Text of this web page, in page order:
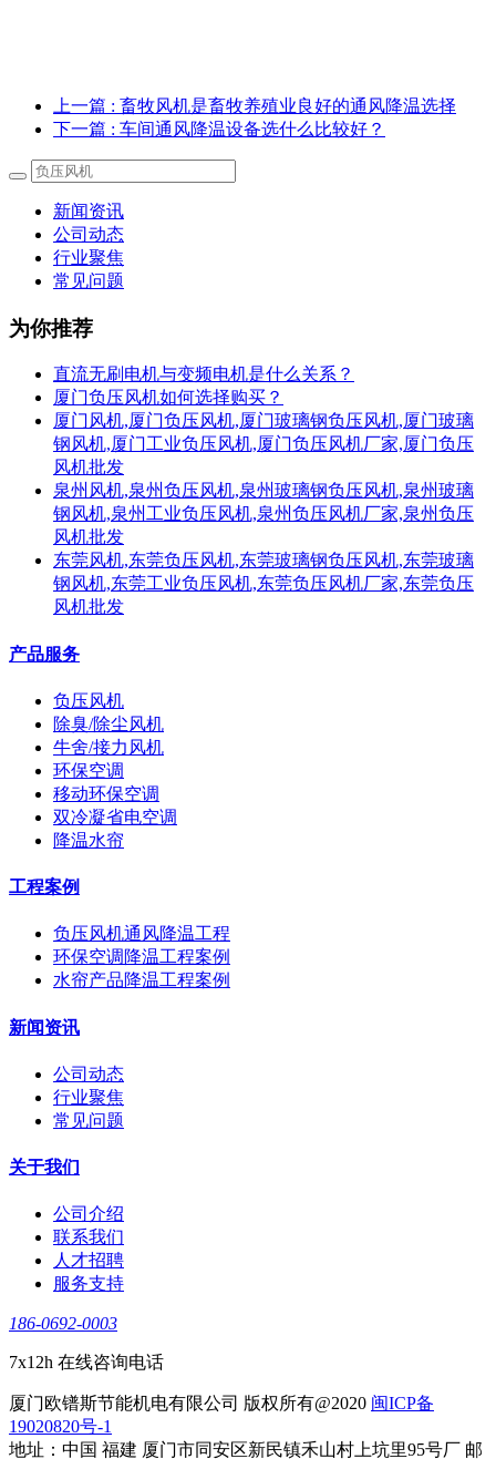
上一篇 : 畜牧风机是畜牧养殖业良好的通风降温选择
下一篇 : 车间通风降温设备选什么比较好？
新闻资讯
公司动态
行业聚焦
常见问题
为你推荐
直流无刷电机与变频电机是什么关系？
厦门负压风机如何选择购买？
厦门风机,厦门负压风机,厦门玻璃钢负压风机,厦门玻璃
钢风机,厦门工业负压风机,厦门负压风机厂家,厦门负压
风机批发
泉州风机,泉州负压风机,泉州玻璃钢负压风机,泉州玻璃
钢风机,泉州工业负压风机,泉州负压风机厂家,泉州负压
风机批发
东莞风机,东莞负压风机,东莞玻璃钢负压风机,东莞玻璃
钢风机,东莞工业负压风机,东莞负压风机厂家,东莞负压
风机批发
产品服务
负压风机
除臭/除尘风机
牛舍/接力风机
环保空调
移动环保空调
双冷凝省电空调
降温水帘
工程案例
负压风机通风降温工程
环保空调降温工程案例
水帘产品降温工程案例
新闻资讯
公司动态
行业聚焦
常见问题
关于我们
公司介绍
联系我们
人才招聘
服务支持
186-0692-0003
7x12h 在线咨询电话
厦门欧镨斯节能机电有限公司 版权所有@2020 闽ICP备
19020820号-1
地址：中国 福建 厦门市同安区新民镇禾山村上坑里95号厂 邮